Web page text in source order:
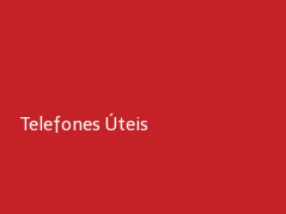
Telefones Úteis